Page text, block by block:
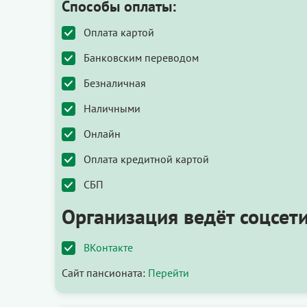
Способы оплаты:
Оплата картой
Банковским переводом
Безналичная
Наличными
Онлайн
Оплата кредитной картой
СБП
Организация ведёт
ВКонтакте
Сайт пансионата: Перейти